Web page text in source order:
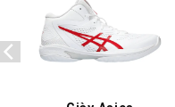
wishlist